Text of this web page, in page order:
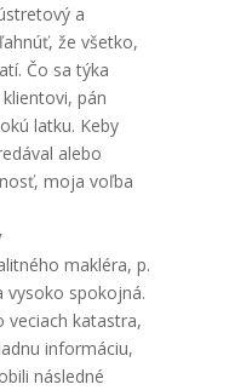
a
že všetko,
Čo sa týka
pán
latku. Keby
alebo
moja voľba
makléra, p.
vysoko spokojná.
veciach katastra,
informáciu,
následné